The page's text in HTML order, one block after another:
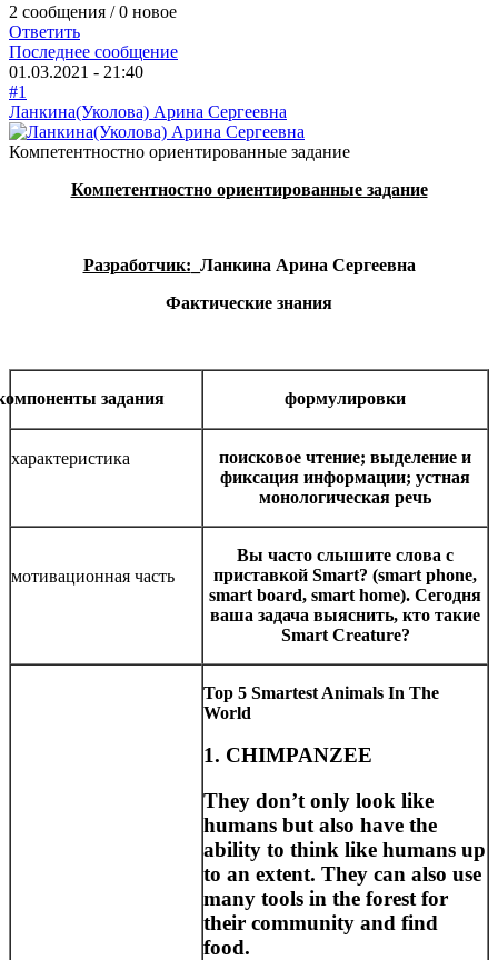
2 сообщения / 0 новое
Ответить
Последнее сообщение
01.03.2021 - 21:40
#1
Ланкина(Уколова) Арина Сергеевна
Компетентностно ориентированные задание
Компетентностно ориентированные задание
Разработчик: _Ланкина Арина Сергеевна
Фактические знания
задания формулировки
характеристика
поисковое чтение; выделение и
фиксация информации; устная
монологическая речь
мотивационная часть
Вы часто слышите слова с
приставкой Smart? (smart phone,
smart board, smart home). Сегодня
ваша задача выяснить, кто такие
Smart Creature?
Top 5 Smartest Animals In The
World
1. CHIMPANZEE
They don’t only look like
humans but also have the
ability to think like humans up
to an extent. They can also use
many tools in the forest for
their community and find
food.